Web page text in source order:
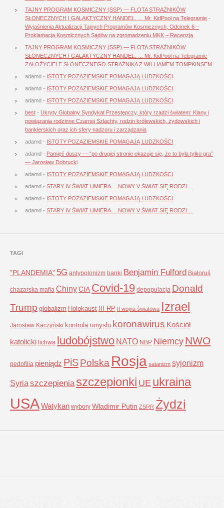
TAJNY PROGRAM KOSMICZNY (SSP) — FLOTA STRAŻNIKÓW
SŁONECZNYCH I GALAKTYCZNY HANDEL. … Mr. KidPool na Telegramie -
Wyjaśnienia Aktualizacji Tajnych Programów Kosmicznych, Odcinek 6 –
Proklamacja Kosmicznych Sądów na zgromadzeniu MKK – Recenzja
TAJNY PROGRAM KOSMICZNY (SSP) — FLOTA STRAŻNIKÓW
SŁONECZNYCH I GALAKTYCZNY HANDEL. … Mr. KidPool na Telegramie -
ZAŁOŻYCIELE SŁONECZNEGO STRAŻNIKA Z WILLIAMEM TOMPKINSEM
adamd - ISTOTY POZAZIEMSKIE POMAGAJĄ LUDZKOŚCI
adamd - ISTOTY POZAZIEMSKIE POMAGAJĄ LUDZKOŚCI
adamd - ISTOTY POZAZIEMSKIE POMAGAJĄ LUDZKOŚCI
best - Ukryty Globalny Syndykat Przestępczy, który rządzi światem: Klany i
powiązania rodzinne Czarnej Szlachty, rodzin królewskich, żydowskich i
bankierskich oraz ich sfery nadzoru i zarządzania
adamd - ISTOTY POZAZIEMSKIE POMAGAJĄ LUDZKOŚCI
adamd - Pamięć duszy — “po drugiej stronie okazuje się, że to była tylko gra”
— Jarosław Dobrucki
adamd - ISTOTY POZAZIEMSKIE POMAGAJĄ LUDZKOŚCI
adamd - STARY IV ŚWIAT UMIERA… NOWY V ŚWIAT SIĘ RODZI…
adamd - ISTOTY POZAZIEMSKIE POMAGAJĄ LUDZKOŚCI
adamd - STARY IV ŚWIAT UMIERA… NOWY V ŚWIAT SIĘ RODZI…
TAGI
"PLANDEMIA" 5G antypolonizm banki Benjamin Fulford Białoruś
chazarska mafia ChinyCIA Covid-19 depopulacja Donald
Trump globalizm Holokaust III RP II wojna światowa Izrael
Jarosław Kaczyński kontrola umysłu koronawirus Kościół
katolicki lichwa ludobójstwo NATO NBP NiemcyNWO
pedofilia pieniądz PiSPolska Rosja satanizm syjonizm
Syria szczepienia szczepionki UE ukraina
USAWatykan wybory Władimir Putin ZSRR Żydzi